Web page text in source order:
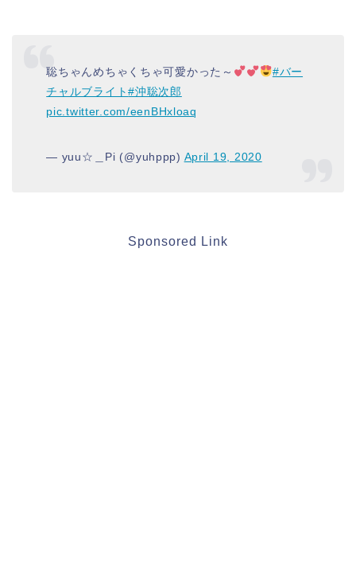
聡ちゃんめちゃくちゃ可愛かった～
#バー
チャルブライト#沖聡次郎
pic.twitter.com/eenBHxloaq
— yuu☆＿Pi (@yuhppp) April 19, 2020
Sponsored Link